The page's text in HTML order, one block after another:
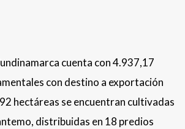
cuenta con 4.937,17
con destino a exportación
hectáreas se encuentran cultivadas
distribuidas en 18 predios